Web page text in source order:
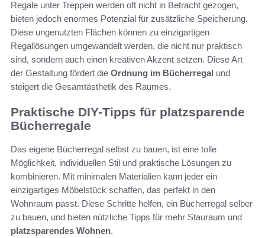
Regale unter Treppen werden oft nicht in Betracht gezogen,
bieten jedoch enormes Potenzial für zusätzliche Speicherung.
Diese ungenutzten Flächen können zu einzigartigen
Regallösungen umgewandelt werden, die nicht nur praktisch
sind, sondern auch einen kreativen Akzent setzen. Diese Art
der Gestaltung fördert die Ordnung im Bücherregal und
steigert die Gesamtästhetik des Raumes.
Praktische DIY-Tipps für platzsparende
Bücherregale
Das eigene Bücherregal selbst zu bauen, ist eine tolle
Möglichkeit, individuellen Stil und praktische Lösungen zu
kombinieren. Mit minimalen Materialien kann jeder ein
einzigartiges Möbelstück schaffen, das perfekt in den
Wohnraum passt. Diese Schritte helfen, ein Bücherregal selber
zu bauen, und bieten nützliche Tipps für mehr Stauraum und
platzsparendes Wohnen.